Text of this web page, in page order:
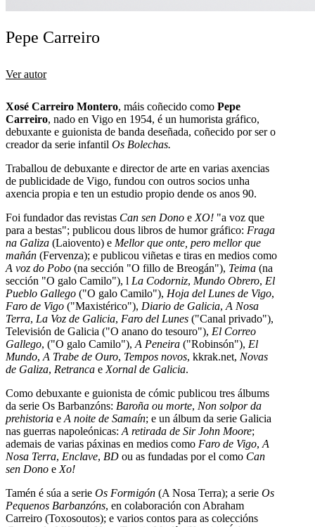
Pepe Carreiro
Ver autor
Xosé Carreiro Montero, máis coñecido como Pepe
Carreiro, nado en Vigo en 1954, é un humorista gráfico,
debuxante e guionista de banda deseñada, coñecido por ser o
creador da serie infantil Os Bolechas.
Traballou de debuxante e director de arte en varias axencias
de publicidade de Vigo, fundou con outros socios unha
axencia propia e ten un estudio propio dende os anos 90.
Foi fundador das revistas Can sen Dono e XO! "a voz que
para a bestas"; publicou dous libros de humor gráfico: Fraga
na Galiza (Laiovento) e Mellor que onte, pero mellor que
mañán (Fervenza); e publicou viñetas e tiras en medios como
A voz do Pobo (na sección "O fillo de Breogán"), Teima (na
sección "O galo Camilo"), l La Codorniz, Mundo Obrero, El
Pueblo Gallego ("O galo Camilo"), Hoja del Lunes de Vigo,
Faro de Vigo ("Maxistérico"), Diario de Galicia, A Nosa
Terra, La Voz de Galicia, Faro del Lunes ("Canal privado"),
Televisión de Galicia ("O anano do tesouro"), El Correo
Gallego, ("O galo Camilo"), A Peneira ("Robinsón"), El
Mundo, A Trabe de Ouro, Tempos novos, kkrak.net, Novas
de Galiza, Retranca e Xornal de Galicia.
Como debuxante e guionista de cómic publicou tres álbums
da serie Os Barbanzóns: Baroña ou morte, Non solpor da
prehistoria e A noite de Samaín; e un álbum da serie Galicia
nas guerras napoleónicas: A retirada de Sir John Moore;
ademais de varias páxinas en medios como Faro de Vigo, A
Nosa Terra, Enclave, BD ou as fundadas por el como Can
sen Dono e Xo!
Tamén é súa a serie Os Formigón (A Nosa Terra); a serie Os
Pequenos Barbanzóns, en colaboración con Abraham
Carreiro (Toxosoutos); e varios contos para as coleccións